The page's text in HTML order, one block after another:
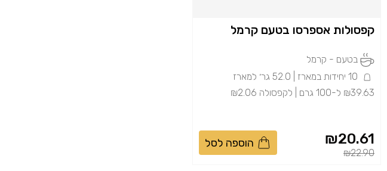
קפסולות אספרסו בטעם קרמל
בטעם - קרמל
₪39.63 ל-100 גרם | לקפסולה ₪2.06
Price reduced from
₪22.90
to
₪20.61 הוספה לסל